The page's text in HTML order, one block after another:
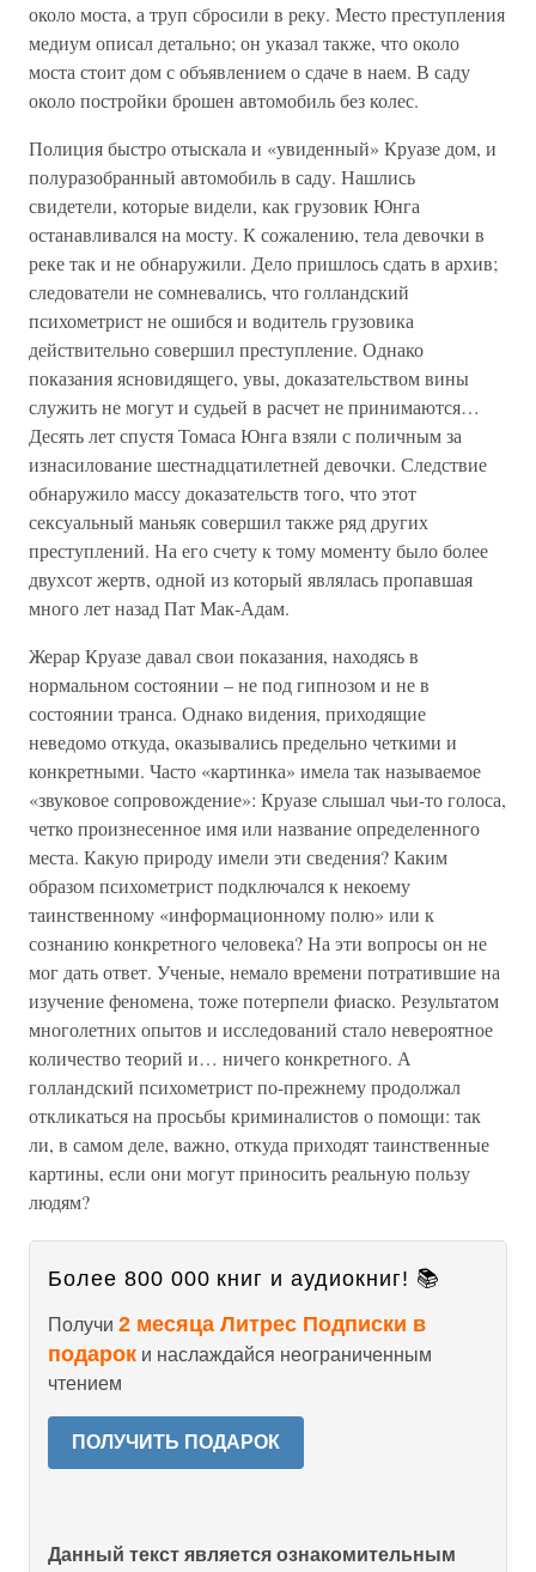
около моста, а труп сбросили в реку. Место преступления
медиум описал детально; он указал также, что около
моста стоит дом с объявлением о сдаче в наем. В саду
около постройки брошен автомобиль без колес.
Полиция быстро отыскала и «увиденный» Круазе дом, и
полуразобранный автомобиль в саду. Нашлись
свидетели, которые видели, как грузовик Юнга
останавливался на мосту. К сожалению, тела девочки в
реке так и не обнаружили. Дело пришлось сдать в архив;
следователи не сомневались, что голландский
психометрист не ошибся и водитель грузовика
действительно совершил преступление. Однако
показания ясновидящего, увы, доказательством вины
служить не могут и судьей в расчет не принимаются…
Десять лет спустя Томаса Юнга взяли с поличным за
изнасилование шестнадцатилетней девочки. Следствие
обнаружило массу доказательств того, что этот
сексуальный маньяк совершил также ряд других
преступлений. На его счету к тому моменту было более
двухсот жертв, одной из который являлась пропавшая
много лет назад Пат Мак-Адам.
Жерар Круазе давал свои показания, находясь в
нормальном состоянии – не под гипнозом и не в
состоянии транса. Однако видения, приходящие
неведомо откуда, оказывались предельно четкими и
конкретными. Часто «картинка» имела так называемое
«звуковое сопровождение»: Круазе слышал чьи-то голоса,
четко произнесенное имя или название определенного
места. Какую природу имели эти сведения? Каким
образом психометрист подключался к некоему
таинственному «информационному полю» или к
сознанию конкретного человека? На эти вопросы он не
мог дать ответ. Ученые, немало времени потратившие на
изучение феномена, тоже потерпели фиаско. Результатом
многолетних опытов и исследований стало невероятное
количество теорий и… ничего конкретного. А
голландский психометрист по-прежнему продолжал
откликаться на просьбы криминалистов о помощи: так
ли, в самом деле, важно, откуда приходят таинственные
картины, если они могут приносить реальную пользу
людям?
Более 800 000 книг и аудиокниг! 📚
Получи 2 месяца Литрес Подписки в
подарок и наслаждайся неограниченным
чтением
ПОЛУЧИТЬ ПОДАРОК
Данный текст является ознакомительным